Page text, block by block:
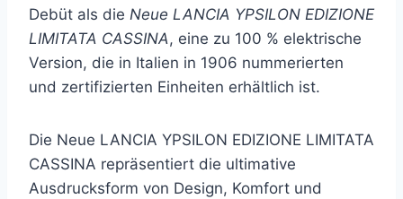
Debüt als die Neue LANCIA YPSILON EDIZIONE
LIMITATA CASSINA, eine zu 100 % elektrische
Version, die in Italien in 1906 nummerierten
und zertifizierten Einheiten erhältlich ist.
Die Neue LANCIA YPSILON EDIZIONE LIMITATA
CASSINA repräsentiert die ultimative
Ausdrucksform von Design, Komfort und